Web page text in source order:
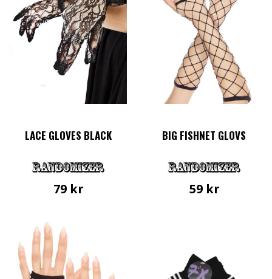
LACE GLOVES BLACK
79 kr
BIG FISHNET GLOVS
59 kr